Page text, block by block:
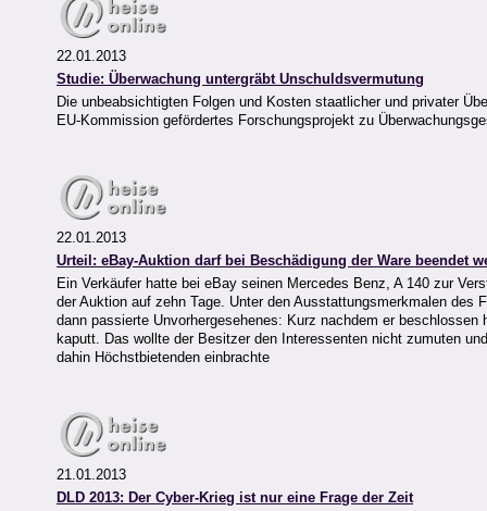
22.01.2013
Studie: Überwachung untergräbt Unschuldsvermutung
Die unbeabsichtigten Folgen und Kosten staatlicher und privater
EU-Kommission gefördertes Forschungsprojekt zu
22.01.2013
Urteil: eBay-Auktion darf bei Beschädigung der Ware beendet
Ein Verkäufer hatte bei eBay seinen Mercedes Benz, A 140 zur
der Auktion auf zehn Tage. Unter den Ausstattungsmerkmalen des
dann passierte Unvorhergesehenes: Kurz nachdem er
kaputt. Das wollte der Besitzer den Interessenten nicht zumuten
dahin Höchstbietenden einbrachte
21.01.2013
DLD 2013: Der Cyber-Krieg ist nur eine Frage der Zeit